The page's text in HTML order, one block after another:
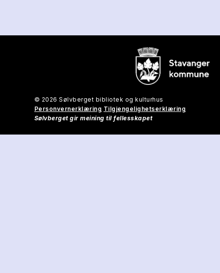
© 2026 Sølvberget bibliotek og kulturhus
Personvernerklæring Tilgjengelighetserklæring
Sølvberget gir meining til fellesskapet